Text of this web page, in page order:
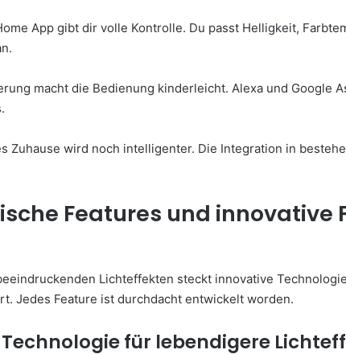
App gibt dir volle Kontrolle. Du passt Helligkeit,
macht die Bedienung kinderleicht. Alexa und Google
Zuhause wird noch intelligenter. Die Integration in
Features und innovative
Lichteffekten steckt innovative
Jedes Feature ist durchdacht entwickelt worden.
Technologie für lebendigere